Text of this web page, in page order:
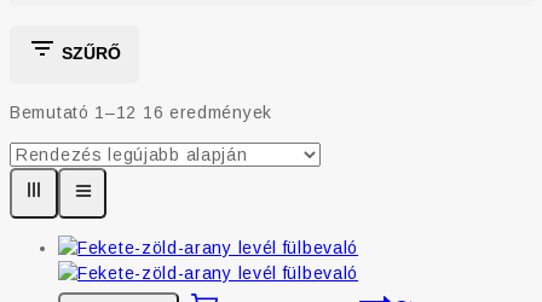
SZŰRŐ
Bemutató 1–12 16 eredmények